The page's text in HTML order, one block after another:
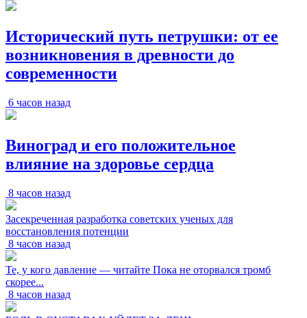
Исторический путь петрушки: от ее
возникновения в древности до
современности
6 часов назад
Виноград и его положительное
влияние на здоровье сердца
8 часов назад
Засекреченная разработка советских ученых для
восстановления потенции
8 часов назад
Те, у кого давление — читайте Пока не оторвался тромб
скорее...
8 часов назад